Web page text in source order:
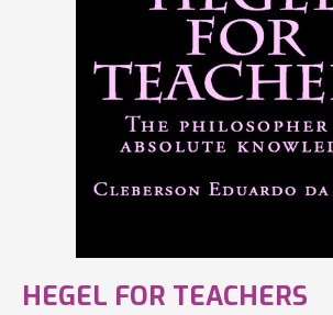
HEGEL FOR TEACHERS